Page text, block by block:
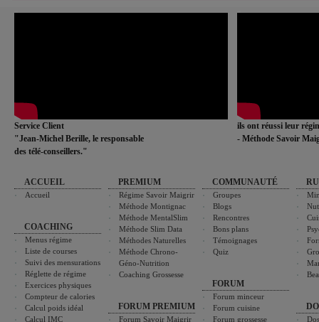
Service Client
"Jean-Michel Berille, le responsable
des télé-conseillers."
ils ont réussi leur
- Méthode Savoir
ACCUEIL
Accueil
COACHING
Menus régime
Liste de courses
Suivi des mensurations
Réglette de régime
Exercices physiques
Compteur de calories
Calcul poids idéal
Calcul IMC
PREMIUM
Régime Savoir Maigrir
Méthode Montignac
Méthode MentalSlim
Méthode Slim Data
Méthodes Naturelles
Méthode Chrono-
Géno-Nutrition
Coaching Grossesse
FORUM PREMIUM
Forum Savoir Maigrir
COMMUNAUTÉ
Groupes
Blogs
Rencontres
Bons plans
Témoignages
Quiz
FORUM
Forum minceur
Forum cuisine
Forum grossesse